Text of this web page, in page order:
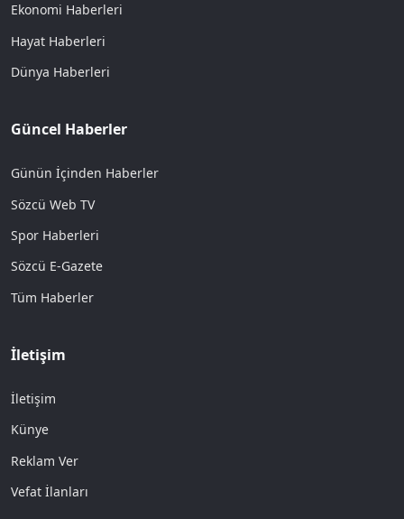
Ekonomi Haberleri
Hayat Haberleri
Dünya Haberleri
Güncel Haberler
Günün İçinden Haberler
Sözcü Web TV
Spor Haberleri
Sözcü E-Gazete
Tüm Haberler
İletişim
İletişim
Künye
Reklam Ver
Vefat İlanları